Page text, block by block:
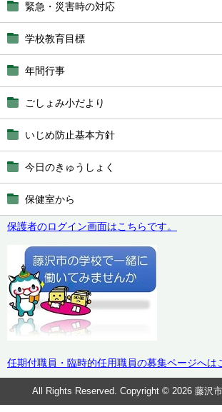
緊急・災害時の対応
学校教育目標
年間行事
ごしょみ小だより
いじめ防止基本方針
今日のきゅうしょく
保健室から
保護者のログイン画面はこちらです。
任期付職員・臨時的任用職員の募集ページへは
All Rights Reserved. Copyright © 2026 藤沢